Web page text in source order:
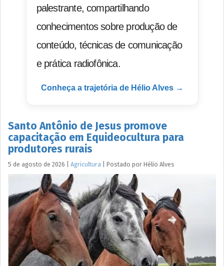
palestrante, compartilhando
conhecimentos sobre produção de
conteúdo, técnicas de comunicação
e prática radiofônica.
Conheça a trajetória de Hélio Alves →
Santo Antônio de Jesus promove
capacitação em Equideocultura para
produtores rurais
5 de agosto de 2026 Agricultura Postado por Hélio Alves